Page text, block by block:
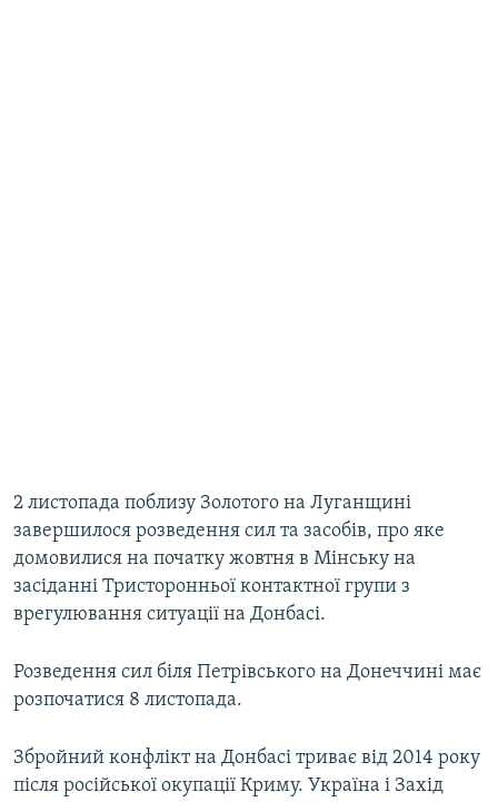
2 листопада поблизу Золотого на Луганщині
завершилося розведення сил та засобів, про яке
домовилися на початку жовтня в Мінську на
засіданні Тристоронньої контактної групи з
врегулювання ситуації на Донбасі.
Розведення сил біля Петрівського на Донеччині має
розпочатися 8 листопада.
Збройний конфлікт на Донбасі триває від 2014 року
після російської окупації Криму. Україна і Захід